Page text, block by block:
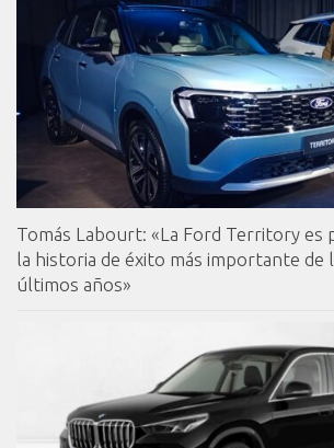
Tomás Labourt: «La Ford Territory es
la historia de éxito más importante de
últimos años»